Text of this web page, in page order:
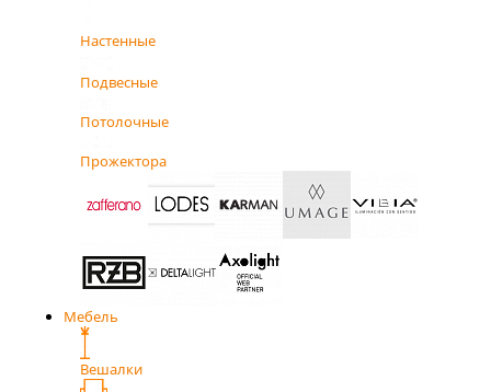
Настенные
Подвесные
Потолочные
Прожектора
Мебель
Вешалки